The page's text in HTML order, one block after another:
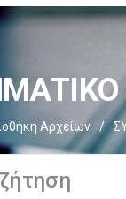
Αρχείων /